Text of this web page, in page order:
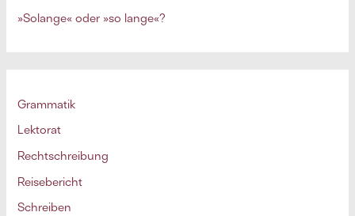
»Solange« oder »so lange«?
Grammatik
Lektorat
Rechtschreibung
Reisebericht
Schreiben